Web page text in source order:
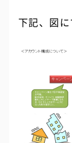
下記、図に